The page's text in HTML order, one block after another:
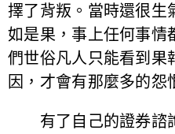
擇了背叛。當時還很生
如是果，事上任何事情
們世俗凡人只能看到果
因，才會有那麼多的怨
有了自己的證券諮